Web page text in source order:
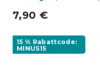
7,90 €
15 % Rabattcode:
MINUS15